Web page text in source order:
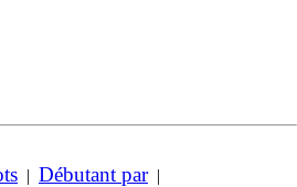
| Débutant par|